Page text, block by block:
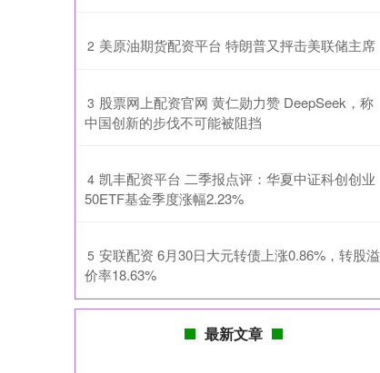
2 ​美原油期货配资平台 特朗普又抨击美联储主席
3 ​股票网上配资官网 黄仁勋力赞 DeepSeek，称
中国创新的步伐不可能被阻挡
4 ​凯丰配资平台 二季报点评：华夏中证科创创业
50ETF基金季度涨幅2.23%
5 ​安联配资 6月30日大元转债上涨0.86%，转股溢
价率18.63%
最新文章